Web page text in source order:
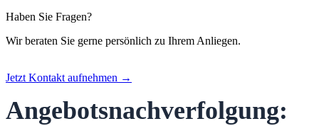
Haben Sie Fragen?
Wir beraten Sie gerne persönlich zu Ihrem Anliegen.
Jetzt Kontakt aufnehmen →
Angebotsnachverfolgung: